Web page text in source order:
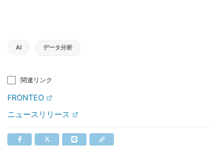
AI データ分析
関連リンク
FRONTEO
ニュースリリース